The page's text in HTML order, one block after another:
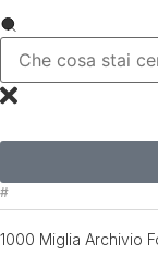
#
1000 Miglia Archivio